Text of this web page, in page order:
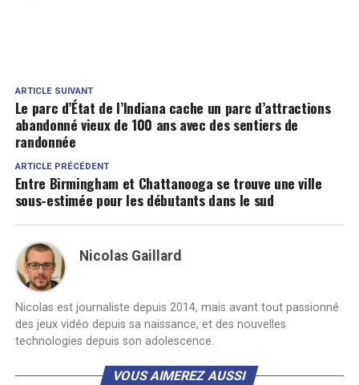
ARTICLE SUIVANT
Le parc d’État de l’Indiana cache un parc d’attractions
abandonné vieux de 100 ans avec des sentiers de
randonnée
ARTICLE PRÉCÉDENT
Entre Birmingham et Chattanooga se trouve une ville
sous-estimée pour les débutants dans le sud
Nicolas Gaillard
Nicolas est journaliste depuis 2014, mais avant tout passionné
des jeux vidéo depuis sa naissance, et des nouvelles
technologies depuis son adolescence.
VOUS AIMEREZ AUSSI